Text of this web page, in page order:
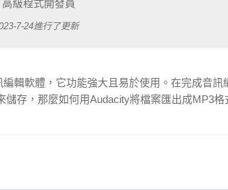
高級程式開發員
7-24進行了更新
輯軟體，它功能強大且易於使用。在完成音
儲存，那麼如何用Audacity將檔案匯出成MP3